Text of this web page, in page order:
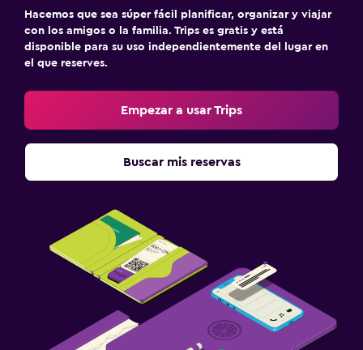
Hacemos que sea súper fácil planificar, organizar y viajar
con los amigos o la familia. Trips es gratis y está
disponible para su uso independientemente del lugar en
el que reserves.
Empezar a usar Trips
Buscar mis reservas